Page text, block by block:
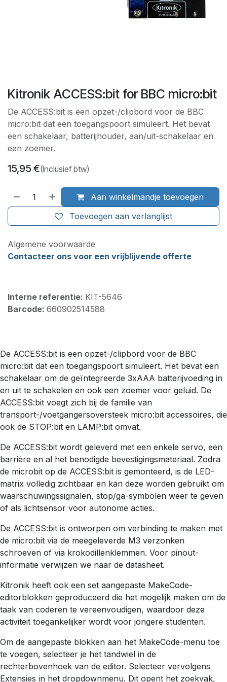
Kitronik ACCESS:bit for BBC micro:bit
De ACCESS:bit is een opzet-/clipbord voor de BBC
micro:bit dat een toegangspoort simuleert. Het bevat
een schakelaar, batterijhouder, aan/uit-schakelaar en
een zoemer.
15,95 €(Inclusief btw)
Aan winkelmandje toevoegen
Toevoegen aan verlanglijst
Algemene voorwaarde
Contacteer ons voor een vrijblijvende offerte
Interne referentie: KIT-5646
Barcode: 660902514588
De ACCESS:bit is een opzet-/clipbord voor de BBC
micro:bit dat een toegangspoort simuleert. Het bevat een
schakelaar om de geïntegreerde 3xAAA batterijvoeding in
en uit te schakelen en ook een zoemer voor geluid. De
ACCESS:bit voegt zich bij de familie van
transport-/voetgangersoversteek micro:bit accessoires, die
ook de STOP:bit en LAMP:bit omvat.
De ACCESS:bit wordt geleverd met een enkele servo, een
barrière en al het benodigde bevestigingsmateriaal. Zodra
de microbit op de ACCESS:bit is gemonteerd, is de LED-
matrix volledig zichtbaar en kan deze worden gebruikt om
waarschuwingssignalen, stop/ga-symbolen weer te geven
of als lichtsensor voor autonome acties.
De ACCESS:bit is ontworpen om verbinding te maken met
de micro:bit via de meegeleverde M3 verzonken
schroeven of via krokodillenklemmen. Voor pinout-
informatie verwijzen we naar de datasheet.
Kitronik heeft ook een set aangepaste MakeCode-
editorblokken geproduceerd die het mogelijk maken om de
taak van coderen te vereenvoudigen, waardoor deze
activiteit toegankelijker wordt voor jongere studenten.
Om de aangepaste blokken aan het MakeCode-menu toe
te voegen, selecteer je het tandwiel in de
rechterbovenhoek van de editor. Selecteer vervolgens
Extensies in het dropdownmenu. Dit opent het zoekvak,